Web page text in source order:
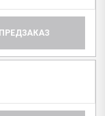
ПРЕДЗАКАЗ